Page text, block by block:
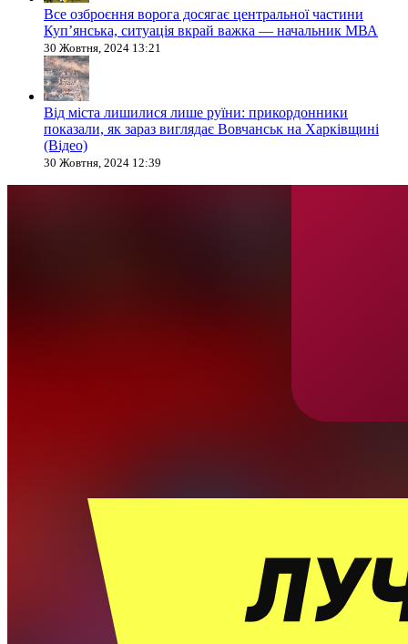
Все озброєння ворога досягає центральної частини
Куп’янська, ситуація вкрай важка — начальник МВА
30 Жовтня, 2024 13:21
Від міста лишилися лише руїни: прикордонники
показали, як зараз виглядає Вовчанськ на Харківщині
(Відео)
30 Жовтня, 2024 12:39